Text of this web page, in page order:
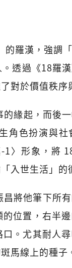
羅漢，強調
透過《18羅
對於價值秩序
緣起，而後
角色扮演與
〉形象，將
入世生活」的
將他筆下所
位置，右半
。尤其耐人
馬線上的種子